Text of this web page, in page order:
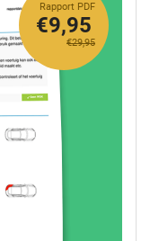
Rapport PDF
€29,95
€9,95